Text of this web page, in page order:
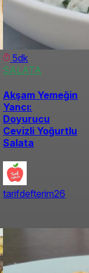
5dk
SALATA
Akşam Yemeğin
Yancı:
Doyurucu
Cevizli Yoğurtlu
Salata
tarifdefterim26